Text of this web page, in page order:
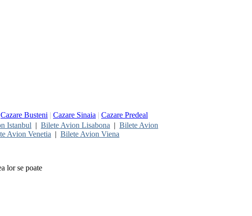
Cazare Busteni | Cazare Sinaia | Cazare Predeal
Istanbul | Bilete Avion Lisabona | Bilete Avion
Avion Venetia | Bilete Avion Viena
lor se poate